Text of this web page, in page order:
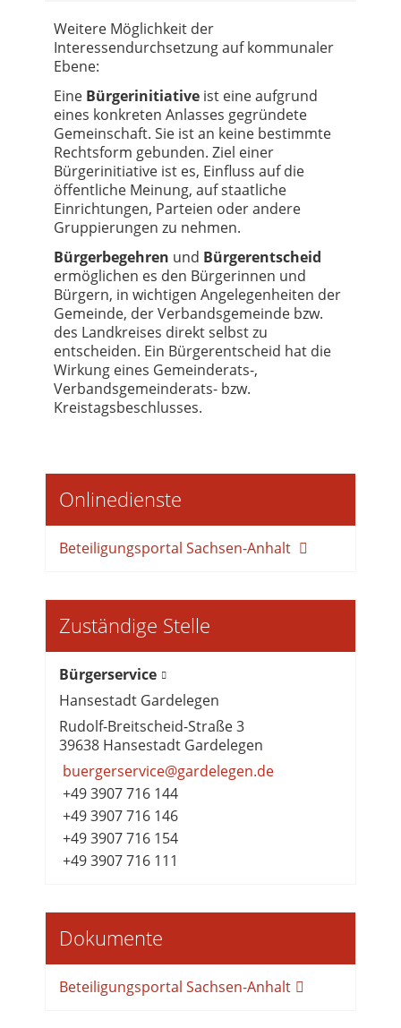
Weitere Möglichkeit der
Interessendurchsetzung auf kommunaler
Ebene:
Eine Bürgerinitiative ist eine aufgrund
eines konkreten Anlasses gegründete
Gemeinschaft. Sie ist an keine bestimmte
Rechtsform gebunden. Ziel einer
Bürgerinitiative ist es, Einfluss auf die
öffentliche Meinung, auf staatliche
Einrichtungen, Parteien oder andere
Gruppierungen zu nehmen.
Bürgerbegehren und Bürgerentscheid
ermöglichen es den Bürgerinnen und
Bürgern, in wichtigen Angelegenheiten der
Gemeinde, der Verbandsgemeinde bzw.
des Landkreises direkt selbst zu
entscheiden. Ein Bürgerentscheid hat die
Wirkung eines Gemeinderats-,
Verbandsgemeinderats- bzw.
Kreistagsbeschlusses.
Onlinedienste
Beteiligungsportal Sachsen-Anhalt
Zuständige Stelle
Bürgerservice
Hansestadt Gardelegen
Rudolf-Breitscheid-Straße 3
39638 Hansestadt Gardelegen
buergerservice@gardelegen.de
+49 3907 716 144
+49 3907 716 146
+49 3907 716 154
+49 3907 716 111
Dokumente
Beteiligungsportal Sachsen-Anhalt